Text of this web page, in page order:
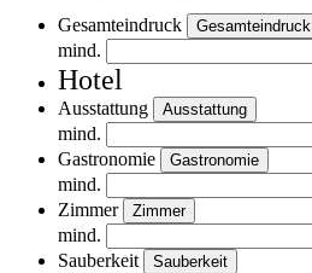
Gesamteindruck Gesamteindruck
mind.
Hotel
Ausstattung Ausstattung
mind.
Gastronomie
Gastronomie
mind.
Zimmer
Zimmer
mind.
Sauberkeit
Sauberkeit